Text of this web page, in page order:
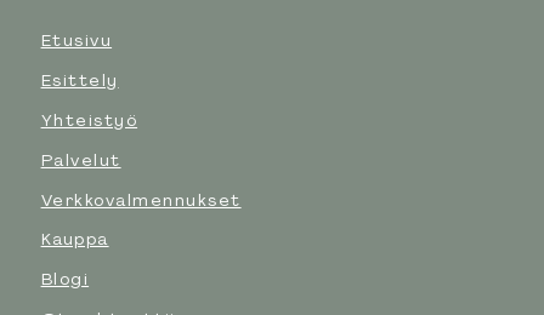
Etusivu
Esittely
Yhteistyö
Palvelut
Verkkovalmennukset
Kauppa
Blogi